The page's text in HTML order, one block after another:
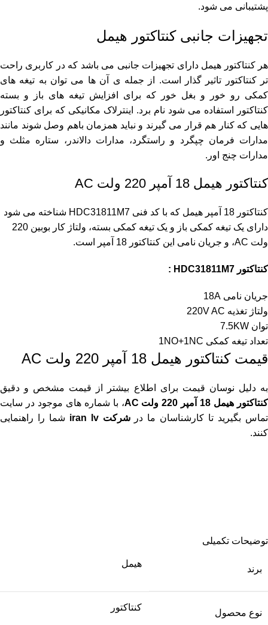
پشتیبانی می شود.
تجهیزات جانبی کنتاکتور هیمل
هر کنتاکتور هیمل دارای تجهیزات جانبی می باشد که در کاربری راحت
تر کنتاکتور تاثیر گذار است. از جمله ی آن ها می توان به تیغه های
کمکی رو خور و بغل خور که برای افزایش تیغه های باز و بسته
کنتاکتور استفاده می شود نام برد. اینترلاک مکانیکی که برای کنتاکتور
هایی که کنار هم قرار می گیرند و نباید همزمان باهم وصل شوند مانند
مدارات فرمان چپگرد و راستگرد، مدارات دالاندر، ستاره مثلث و
مدارات چنج اور.
کنتاکتور هیمل 18 آمپر 220 ولت AC
کنتاکتور 18 آمپر هیمل که با کد فنی HDC31811M7 شناخته می شود
دارای یک تیغه کمکی باز و یک تیغه کمکی بسته، ولتاژ کار بوبین 220
ولت AC، و جریان نامی این کنتاکتور 18 آمپر است.
کنتاکتور HDC31811M7 :
جریان نامی 18A
ولتاژ تغذیه 220V AC
توان 7.5KW
تعداد تیغه کمکی 1NO+1NC
قیمت کنتاکتور هیمل 18 آمپر 220 ولت AC
به دلیل نوسان قیمت برای اطلاع بیشتر از قیمت مشخص و دقیق
کنتاکتور هیمل 18 آمپر 220 ولت AC
، با شماره های موجود در سایت
تماس بگیرید تا کارشناسان ما درشرکت iran lv
شما را راهنمایی
کنند.
توضیحات تکمیلی
برند
هیمل
نوع محصول
کنتاکتور